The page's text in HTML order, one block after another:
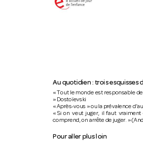
Au quotidien : trois esquisses
« Tout le monde est responsable
» Dostoïevski
« Après-vous » ou la prévalence
« Si on veut juger, il faut vraiment
comprend, on arrête de juger. »
Pour aller plus loin